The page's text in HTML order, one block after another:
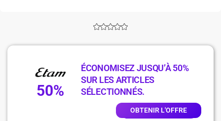
50%
ÉCONOMISEZ JUSQU’À 50%
SUR LES ARTICLES
SÉLECTIONNÉS.
OBTENIR L'OFFRE